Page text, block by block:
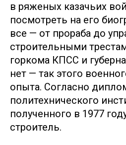
в ряженых казачьих
посмотреть на его
все — от прораба до
строительными
горкома КПСС и
нет — так этого
опыта. Согласно
политехнического
полученного в 1977
строитель.